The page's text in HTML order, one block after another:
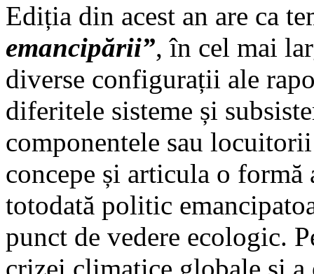
Ediția din acest an are ca
emancipării”, în cel mai
diverse configurații ale
diferitele sisteme și
componentele sau
concepe și articula o formă
totodată politic
punct de vedere ecologic.